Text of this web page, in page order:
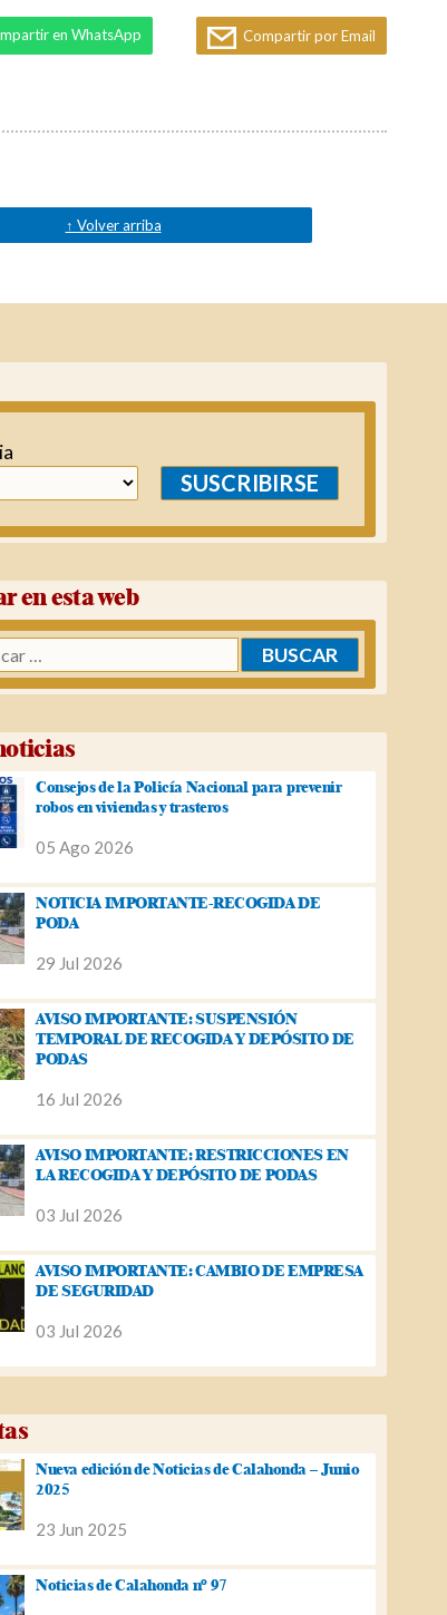
en WhatsApp Compartir por Email
↑ Volver arriba
SUSCRIBIRSE
en esta web
Consejos de la Policía Nacional para prevenir
robos en viviendas y trasteros
05 Ago 2026
NOTICIA IMPORTANTE-RECOGIDA DE
PODA
29 Jul 2026
AVISO IMPORTANTE: SUSPENSIÓN
TEMPORAL DE RECOGIDA Y DEPÓSITO DE
PODAS
16 Jul 2026
AVISO IMPORTANTE: RESTRICCIONES EN
LA RECOGIDA Y DEPÓSITO DE PODAS
03 Jul 2026
AVISO IMPORTANTE: CAMBIO DE EMPRESA
DE SEGURIDAD
03 Jul 2026
Nueva edición de Noticias de Calahonda – Junio
2025
23 Jun 2025
Noticias de Calahonda nº 97